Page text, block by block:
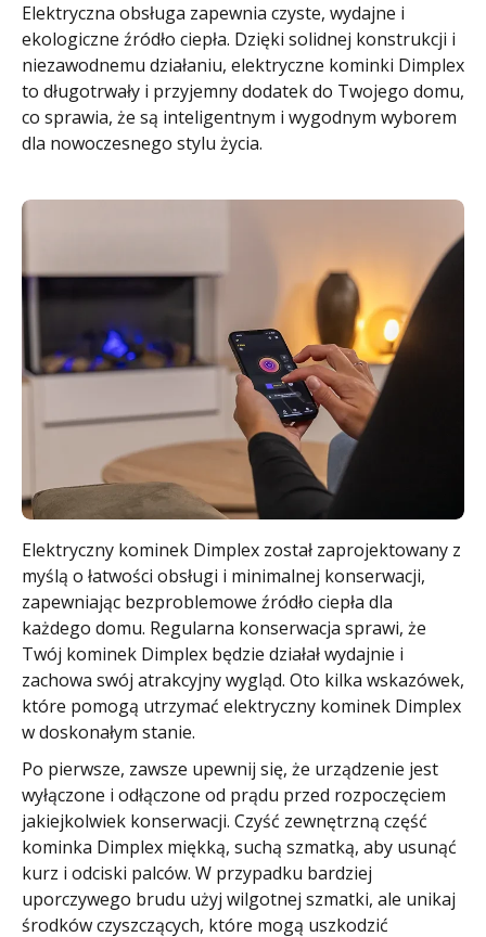
Elektryczna obsługa zapewnia czyste, wydajne i
ekologiczne źródło ciepła. Dzięki solidnej konstrukcji i
niezawodnemu działaniu, elektryczne kominki Dimplex
to długotrwały i przyjemny dodatek do Twojego domu,
co sprawia, że są inteligentnym i wygodnym wyborem
dla nowoczesnego stylu życia.
Elektryczny kominek Dimplex został zaprojektowany z
myślą o łatwości obsługi i minimalnej konserwacji,
zapewniając bezproblemowe źródło ciepła dla
każdego domu. Regularna konserwacja sprawi, że
Twój kominek Dimplex będzie działał wydajnie i
zachowa swój atrakcyjny wygląd. Oto kilka wskazówek,
które pomogą utrzymać elektryczny kominek Dimplex
w doskonałym stanie.
Po pierwsze, zawsze upewnij się, że urządzenie jest
wyłączone i odłączone od prądu przed rozpoczęciem
jakiejkolwiek konserwacji. Czyść zewnętrzną część
kominka Dimplex miękką, suchą szmatką, aby usunąć
kurz i odciski palców. W przypadku bardziej
uporczywego brudu użyj wilgotnej szmatki, ale unikaj
środków czyszczących, które mogą uszkodzić